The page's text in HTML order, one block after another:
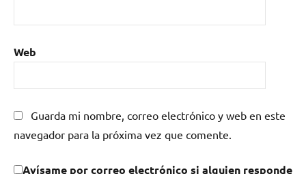
Web
Guarda mi nombre, correo electrónico y web en este
navegador para la próxima vez que comente.
Avísame por correo electrónico si alguien responde